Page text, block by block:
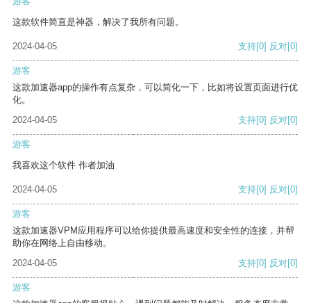
这款软件简直是神器，解决了我所有问题。
2024-04-05 支持[0] 反对[0]
游客
这款加速器app的操作有点复杂，可以简化一下，比如将设置页面进行优
化。
2024-04-05
支持[0] 反对[0]
游客
我喜欢这个软件 作者加油
2024-04-05 支持[0] 反对[0]
游客
这款加速器VPM应用程序可以给你提供最高速度和安全性的连接，并帮
助你在网络上自由移动。
2024-04-05
支持[0] 反对[0]
游客